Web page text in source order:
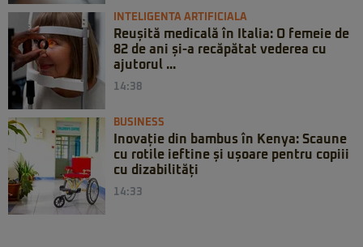
INTELIGENTA ARTIFICIALA
Reușită medicală în Italia: O femeie de
82 de ani și-a recăpătat vederea cu
ajutorul ...
14:38
BUSINESS
Inovație din bambus în Kenya: Scaune
cu rotile ieftine și ușoare pentru copiii
cu dizabilități
14:33